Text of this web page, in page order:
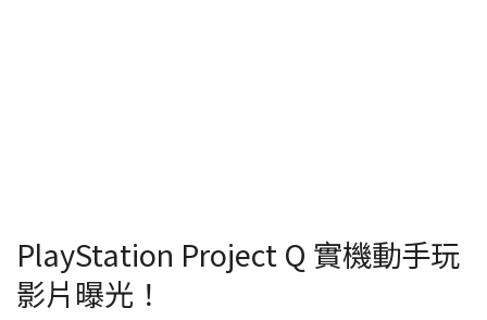
PlayStation Project Q 實機動手玩
影片曝光！